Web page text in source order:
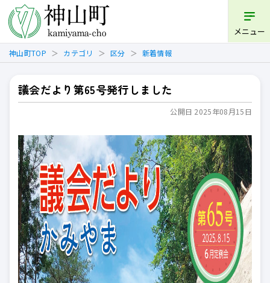
メニュー
神山町TOP カテゴリ 区分 新着情報
議会だより第65号発行しました
公開日 2025年08月15日